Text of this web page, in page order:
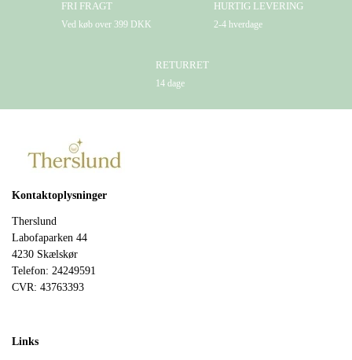
FRI FRAGT
Ved køb over 399 DKK
HURTIG LEVERING
2-4 hverdage
RETURRET
14 dage
Kontaktoplysninger
Therslund
Labofaparken 44
4230 Skælskør
Telefon: 24249591
CVR: 43763393
Links